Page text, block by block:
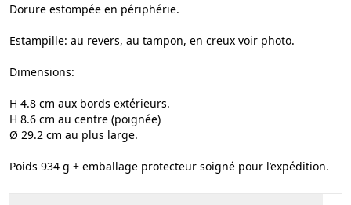
Dorure estompée en périphérie.
Estampille: au revers, au tampon, en creux voir photo.
Dimensions:
H 4.8 cm aux bords extérieurs.
H 8.6 cm au centre (poignée)
Ø 29.2 cm au plus large.
Poids 934 g + emballage protecteur soigné pour l’expédition.